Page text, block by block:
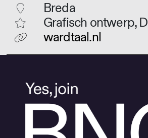
Breda
Grafisch ontwerp,
wardtaal.nl